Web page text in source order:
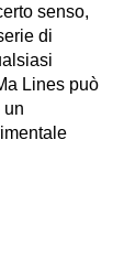
senso,
di
Lines può
un